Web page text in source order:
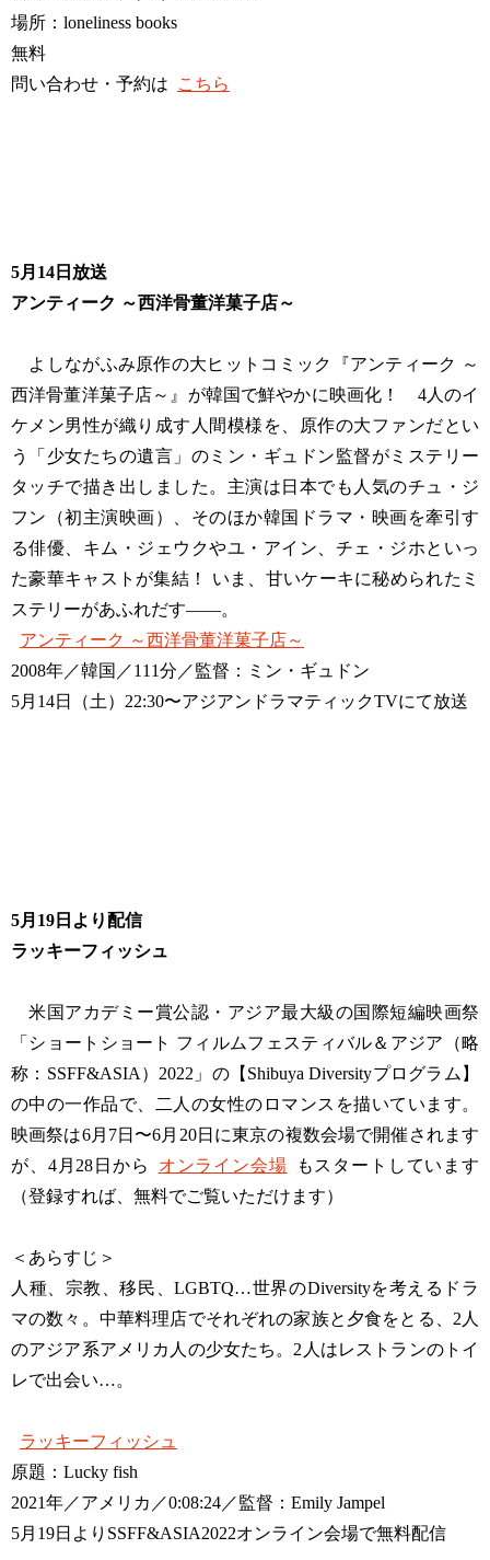
場所：loneliness books
無料
問い合わせ・予約は
こちら
5月14日放送
アンティーク ～西洋骨董洋菓子店～
よしながふみ原作の大ヒットコミック『アンティーク ～
西洋骨董洋菓子店～』が韓国で鮮やかに映画化！ 4人のイ
ケメン男性が織り成す人間模様を、原作の大ファンだとい
う「少女たちの遺言」のミン・ギュドン監督がミステリー
タッチで描き出しました。主演は日本でも人気のチュ・ジ
フン（初主演映画）、そのほか韓国ドラマ・映画を牽引す
る俳優、キム・ジェウクやユ・アイン、チェ・ジホといっ
た豪華キャストが集結！ いま、甘いケーキに秘められたミ
ステリーがあふれだす――。
アンティーク ～西洋骨董洋菓子店～
2008年／韓国／111分／監督：ミン・ギュドン
5月14日（土）22:30〜アジアンドラマティックTVにて放送
5月19日より配信
ラッキーフィッシュ
米国アカデミー賞公認・アジア最大級の国際短編映画祭
「ショートショート フィルムフェスティバル＆アジア（略
称：SSFF&ASIA）2022」の【Shibuya Diversityプログラム】
の中の一作品で、二人の女性のロマンスを描いています。
映画祭は6月7日〜6月20日に東京の複数会場で開催されます
が、4月28日から
オンライン会場
もスタートしています
（登録すれば、無料でご覧いただけます）
＜あらすじ＞
人種、宗教、移民、LGBTQ…世界のDiversityを考えるドラ
マの数々。中華料理店でそれぞれの家族と夕食をとる、2人
のアジア系アメリカ人の少女たち。2人はレストランのトイ
レで出会い…。
ラッキーフィッシュ
原題：Lucky fish
2021年／アメリカ／0:08:24／監督：Emily Jampel
5月19日よりSSFF&ASIA2022オンライン会場で無料配信